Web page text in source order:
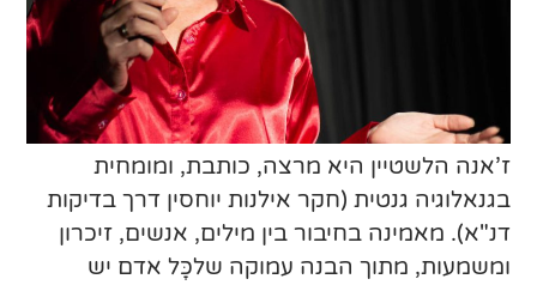
ז’אנה הלשטיין היא מרצה, כותבת, ומומחית
בגנאלוגיה גנטית (חקר אילנות יוחסין דרך בדיקות
דנ"א). מאמינה בחיבור בין מילים, אנשים, זיכרון
ומשמעות, מתוך הבנה עמוקה שלכָּל אדם יש